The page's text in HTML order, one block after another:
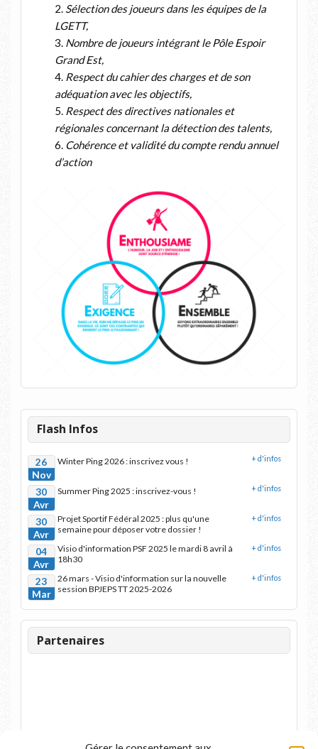
Sélection des joueurs dans les équipes de la
LGETT,
Nombre de joueurs intégrant le Pôle Espoir
Grand Est,
Respect du cahier des charges et de son
adéquation avec les objectifs,
Respect des directives nationales et
régionales concernant la détection des talents,
Cohérence et validité du compte rendu annuel
d’action
Flash Infos
26
Nov
Winter Ping 2026 : inscrivez vous ! + d'infos
30
Avr
Summer Ping 2025 : inscrivez-vous ! + d'infos
30
Avr
Projet Sportif Fédéral 2025 : plus qu'une
semaine pour déposer votre dossier !
+ d'infos
04
Avr
Visio d'information PSF 2025 le mardi 8 avril à
18h30
+ d'infos
23
Mar
26 mars - Visio d'information sur la nouvelle
session BPJEPS TT 2025-2026
+ d'infos
Partenaires